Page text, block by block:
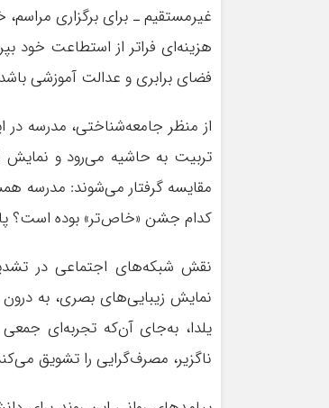
غیرمستقیم ـ برای برگزاری
هزینه‌ای فراتر از استطاعت خود
فضای برابری و عدالت آموزشی
از منظر جامعه‌شناختی، مدرسه در
تربیت به حاشیه می‌رود و نمایش
مقایسه گرفتار می‌شوند: مدرسه
کدام جشن «خاص‌تر» بوده است؟
نقش شبکه‌های اجتماعی در
نمایش زیبایی‌های بصری، به
یلدا، به‌جای آن‌که تجربه‌ای
ناگزیر، مصرف‌گرایی را تشویق